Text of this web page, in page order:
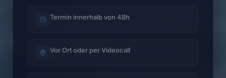
Termin innerhalb von 48h
Vor Ort oder per Videocall